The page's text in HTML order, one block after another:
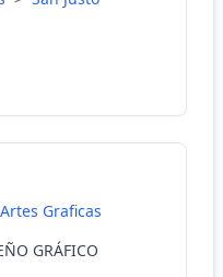
Graficas
GRÁFICO